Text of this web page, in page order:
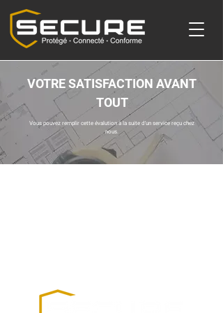
VOTRE SATISFACTION AVANT
TOUT
Vous pouvez remplir cette évalution à la suite d'un service reçu chez
nous.